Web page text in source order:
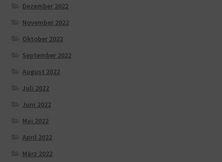
Dezember 2022
November 2022
Oktober 2022
September 2022
August 2022
Juli 2022
Juni 2022
Mai 2022
April 2022
März 2022